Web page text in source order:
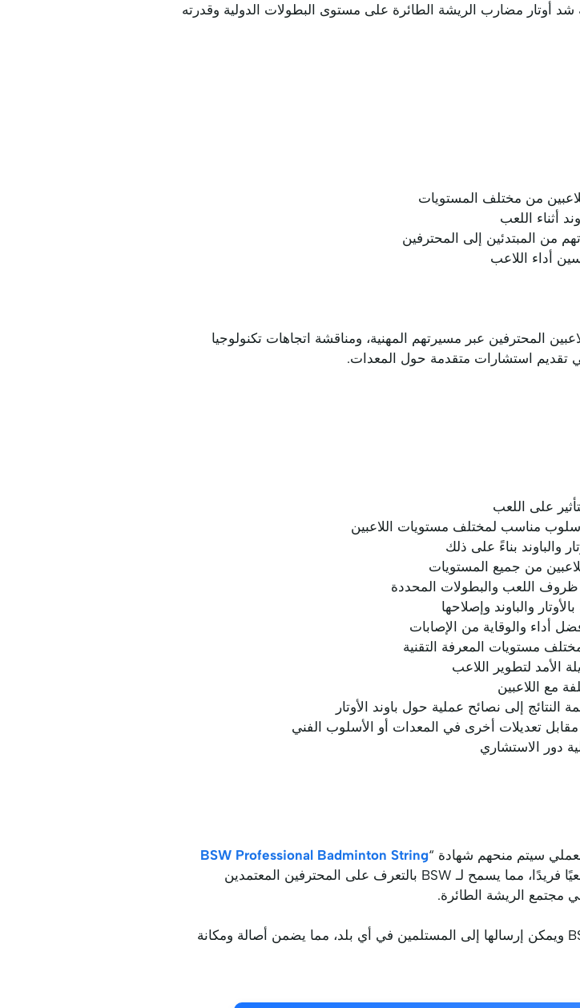
شد أوتار مضارب الريشة الطائرة على مستوى البطولات الدولية وقدرته
من مختلف المستويات
أثناء اللعب
من المبتدئين إلى المحترفين
أداء اللاعب
المحترفين عبر مسيرتهم المهنية، ومناقشة اتجاهات تكنولوجيا
في تقديم استشارات متقدمة حول المعدات.
على اللعب
مناسب لمختلف مستويات اللاعبين
والباوند بناءً على ذلك
للاعبين من جميع المستويات
ظروف اللعب والبطولات المحددة
والباوند وإصلاحها
أداء والوقاية من الإصابات
مستويات المعرفة التقنية
الأمد لتطوير اللاعب
مع اللاعبين
إلى نصائح عملية حول باوند الأوتار
مقابل تعديلات أخرى في المعدات أو الأسلوب الفني
دور الاستشاري
سيتم منحهم شهادة “BSW Professional Badminton String
“. ستحمل كل شهادة رقمًا مرجعيًا فريدًا، مما يسمح لـ BSW بالتعرف على المحترفين المعتمدين
مجتمع الريشة الطائرة.
سيتم إصدار الشهادة الورقية الرسمية مباشرة من مقر BSW ويمكن إرسالها إلى المستلمين في أي بلد، مما يضمن أصالة ومكانة